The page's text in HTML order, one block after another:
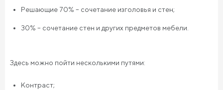
Решающие 70% – сочетание изголовья и стен;
30% – сочетание стен и других предметов мебели.
Здесь можно пойти несколькими путями:
Контраст;